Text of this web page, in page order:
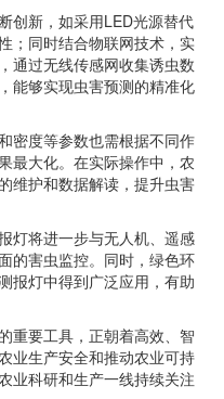
创新，如采用LED光源替代
；同时结合物联网技术，实
通过无线传感网收集诱虫数
能够实现虫害预测的精准化
密度等参数也需根据不同作
最大化。在实际操作中，农
维护和数据解读，提升虫害
灯将进一步与无人机、遥感
的害虫监控。同时，绿色环
报灯中得到广泛应用，有助
重要工具，正朝着高效、智
业生产安全和推动农业可持
业科研和生产一线持续关注